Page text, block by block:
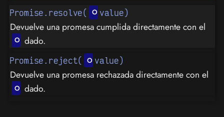
Promise.resolve( value)
Devuelve una promesa cumplida directamente con el
dado.
Promise.reject( value)
Devuelve una promesa rechazada directamente con el
dado.